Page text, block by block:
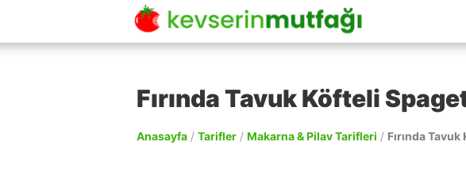
Fırında Tavuk Köfteli
Anasayfa / Tarifler / Makarna & Pilav Tarifleri / Fırında